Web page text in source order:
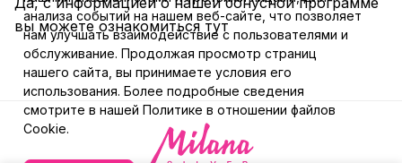
вы можете ознакомитьсятут
анализа событий на нашем веб-сайте, что позволяет
нам улучшать взаимодействие с пользователями и
обслуживание. Продолжая просмотр страниц
нашего сайта, вы принимаете условия его
использования. Более подробные сведения
смотрите в нашей Политике в отношении файлов
Cookie.